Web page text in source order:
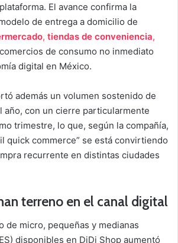
El avance confirma la
de entrega a domicilio de
, tiendas de conveniencia,
de consumo no inmediato
digital en México.
además un volumen sostenido de
año, con un cierre particularmente
trimestre, lo que, según la compañía,
quick commerce” se está convirtiendo
recurrente en distintas ciudades
terreno en el canal digital
de micro, pequeñas y medianas
disponibles en DiDi Shop aumentó